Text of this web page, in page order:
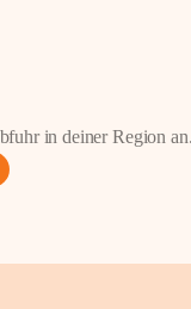
in deiner Region